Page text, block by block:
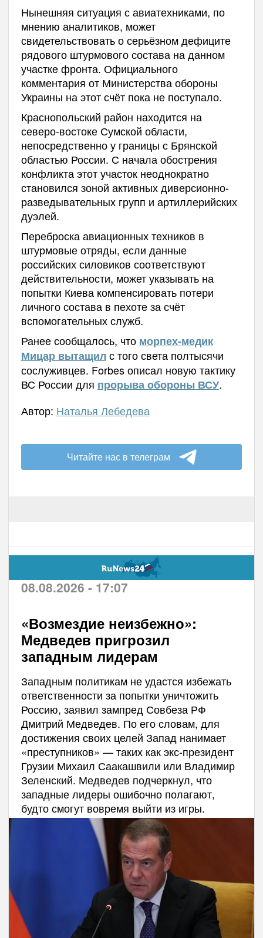
Нынешняя ситуация с авиатехниками, по
мнению аналитиков, может
свидетельствовать о серьёзном дефиците
рядового штурмового состава на данном
участке фронта. Официального
комментария от Министерства обороны
Украины на этот счёт пока не поступало.
Краснопольский район находится на
северо-востоке Сумской области,
непосредственно у границы с Брянской
областью России. С начала обострения
конфликта этот участок неоднократно
становился зоной активных диверсионно-
разведывательных групп и артиллерийских
дуэлей.
Переброска авиационных техников в
штурмовые отряды, если данные
российских силовиков соответствуют
действительности, может указывать на
попытки Киева компенсировать потери
личного состава в пехоте за счёт
вспомогательных служб.
Ранее сообщалось, что морпех-медик
Мицар вытащилс того света полтысячи
сослуживцев. Forbes описал новую тактику
ВС России для прорыва обороны ВСУ.
Автор: Наталья Лебедева
Читайте нас в телеграм
08.08.2026 - 17:07
«Возмездие неизбежно»:
Медведев пригрозил
западным лидерам
Западным политикам не удастся избежать
ответственности за попытки уничтожить
Россию, заявил зампред Совбеза РФ
Дмитрий Медведев. По его словам, для
достижения своих целей Запад нанимает
«преступников» — таких как экс-президент
Грузии Михаил Саакашвили или Владимир
Зеленский. Медведев подчеркнул, что
западные лидеры ошибочно полагают,
будто смогут вовремя выйти из игры.